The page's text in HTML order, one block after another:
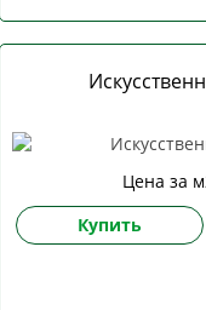
Цена за
Купить